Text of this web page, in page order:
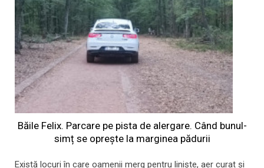
Băile Felix. Parcare pe pista de alergare. Când bunul-
simț se oprește la marginea pădurii
Există locuri în care oamenii merg pentru liniște, aer curat și